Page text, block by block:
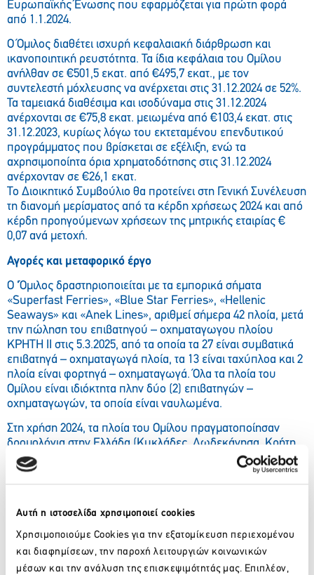
Αυτή η ιστοσελίδα χρησιμοποιεί cookies
Χρησιμοποιούμε Cookies για την εξατομίκευση περιεχομένου
και διαφημίσεων, την παροχή λειτουργιών κοινωνικών
μέσων και την ανάλυση της επισκεψιμότητάς μας. Επιπλέον,
Ευρωπαϊκής Ένωσης που εφαρμόζεται για πρώτη φορά
από 1.1.2024.
Ο Όμιλος διαθέτει ισχυρή κεφαλαιακή διάρθρωση και
ικανοποιητική ρευστότητα. Τα ίδια κεφάλαια του Ομίλου
ανήλθαν σε €501,5 εκατ. από €495,7 εκατ., με τον
συντελεστή μόχλευσης να ανέρχεται στις 31.12.2024 σε 52%.
Τα ταμειακά διαθέσιμα και ισοδύναμα στις 31.12.2024
ανέρχονται σε €75,8 εκατ. μειωμένα από €103,4 εκατ. στις
31.12.2023, κυρίως λόγω του εκτεταμένου επενδυτικού
προγράμματος που βρίσκεται σε εξέλιξη, ενώ τα
αχρησιμοποίητα όρια χρηματοδότησης στις 31.12.2024
ανέρχονταν σε €26,1 εκατ.
Το Διοικητικό Συμβούλιο θα προτείνει στη Γενική Συνέλευση
τη διανομή μερίσματος από τα κέρδη χρήσεως 2024 και από
κέρδη προηγούμενων χρήσεων της μητρικής εταιρίας €
0,07 ανά μετοχή.
Αγορές και μεταφορικό έργο
O ‘Όμιλος δραστηριοποιείται με τα εμπορικά σήματα
«Superfast Ferries», «Blue Star Ferries», «Hellenic
Seaways» και «Anek Lines», αριθμεί σήμερα 42 πλοία, μετά
την πώληση του επιβατηγού – οχηματαγωγου πλοίου
ΚΡΗΤΗ ΙΙ στις 5.3.2025, από τα οποία τα 27 είναι συμβατικά
επιβατηγά – οχηματαγωγά πλοία, τα 13 είναι ταχύπλοα και 2
πλοία είναι φορτηγά – οχηματαγωγά. Όλα τα πλοία του
Ομίλου είναι ιδιόκτητα πλην δύο (2) επιβατηγών –
οχηματαγωγών, τα οποία είναι ναυλωμένα.
Στη χρήση 2024, τα πλοία του Ομίλου πραγματοποίησαν
δρομολόγια στην Ελλάδα (Κυκλάδες, Δωδεκάνησα, Κρήτη,
Β.Α. Αιγαίο, Σαρωνικό και Σποράδες) και στη Διεθνή γραμμή
Ελλάδας – Ιταλίας (Ανκόνα, Μπάρι, Βενετία).
τη χρήση 2023. Ειδικότερα, τα πλοία του Ομίλου μετέφεραν
7,29 εκατ. επιβάτες (6,49 εκατ. επιβάτες στη χρήση 2023 –
αύξηση 12,3%), 1,3 εκατ. Ι.Χ. οχήματα (1,04 εκατ. Ι.Χ. οχήματα
τη χρήση 2023 – αύξηση 25%) και 0,53 εκατ. φορτηγά
οχήματα (0,42 εκατ. φορτηγά οχήματα στη χρήση 2023 –